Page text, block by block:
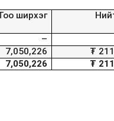
ширхэг
–
7,050,226 ₮
7,050,226 ₮